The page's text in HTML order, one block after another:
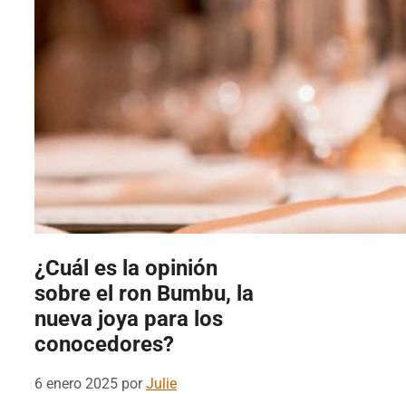
¿Cuál es la opinión
sobre el ron Bumbu, la
nueva joya para los
conocedores?
6 enero 2025 porJulie